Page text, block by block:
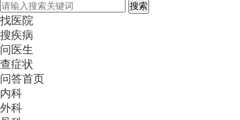
搜索
找医院
搜疾病
问医生
查症状
问答首页
内科
外科